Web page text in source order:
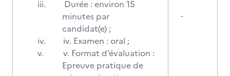
iii.
Durée : environ 15
minutes par
candidat(e) ;
iv.
iv. Examen : oral ;
v.
v. Format d’évaluation :
Epreuve pratique de
-